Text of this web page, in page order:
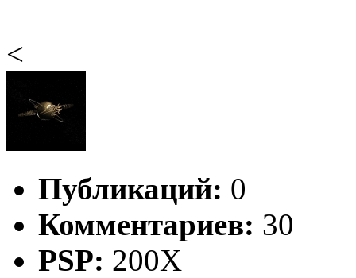
<
Публикаций: 0
Комментариев: 30
PSP: 200X